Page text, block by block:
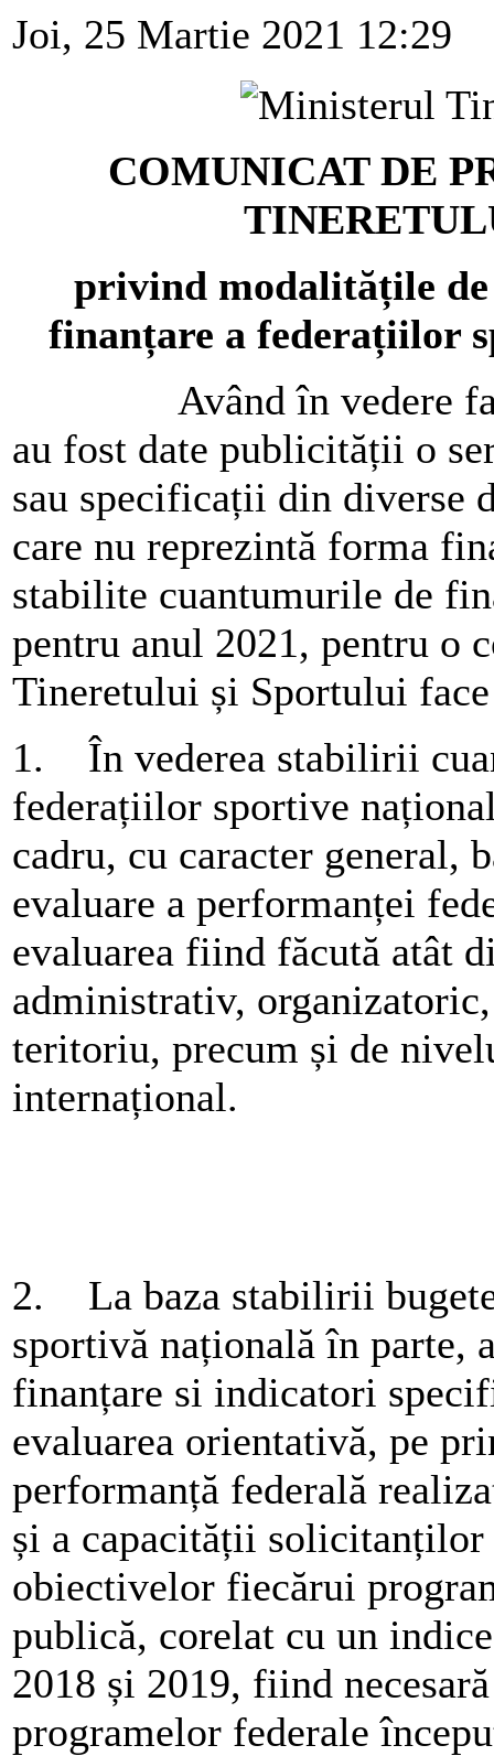
Joi, 25 Martie 2021 12:29
COMUNICAT DE
privind modalitățile
finanțare a federațiilor
Având în vedere
au fost date publicității o
sau specificații din diverse
care nu reprezintă forma
stabilite cuantumurile de
pentru anul 2021, pentru o
Tineretului și Sportului
1. În vederea stabilirii
federațiilor sportive
cadru, cu caracter general,
evaluare a performanței
evaluarea fiind făcută atât
administrativ,
teritoriu, precum și de
internațional.
2. La baza stabilirii
sportivă națională în parte,
finanțare si indicatori
evaluarea orientativă, pe
performanță federală
și a capacității
obiectivelor fiecărui
publică, corelat cu un
2018 și 2019, fiind
programelor federale